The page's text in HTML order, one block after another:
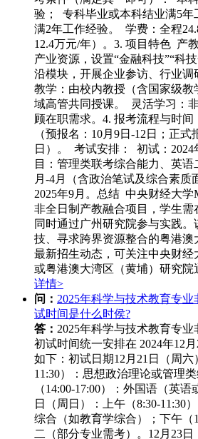
验； 专科毕业或本科结业满5
满2年工作经验。 学费：全程
12.4万元/年）。3. 项目特色 产
产业资源，设置“金融科技”“科
沿模块，开展企业参访、行业
教学：由校内教授（含国家级教
域高管共同授课。 灵活学习：
顾在职需求。4. 报考流程与时间
（预报名：10月9日-12日；正式
日）。 考试安排： 初试：2024
目：管理类联考综合能力、英
月-4月（含政治笔试及综合素质
2025年9月。总结 中央财经大
非全日制产教融合项目，学生需
同时通过广州研究院参与实践
技、寻求跨界资源整合的粤港
最新招生动态，可关注中央财
或粤港澳大湾区（黄埔）研究院
详情>
问： 2025年科学与技术教育专
试时间是什么时侯?
答： 2025年科学与技术教育专
初试时间统一安排在 ‌2024年12
如下： 初试日期‌12月21日（周六
11:30）：思想政治理论或管理类
（14:00-17:00）：外国语（英语
日（周日）‌：
上午（8:30-11:30
综合（如教育学综合）； 下午（
二（部分专业需考）。 12月23日